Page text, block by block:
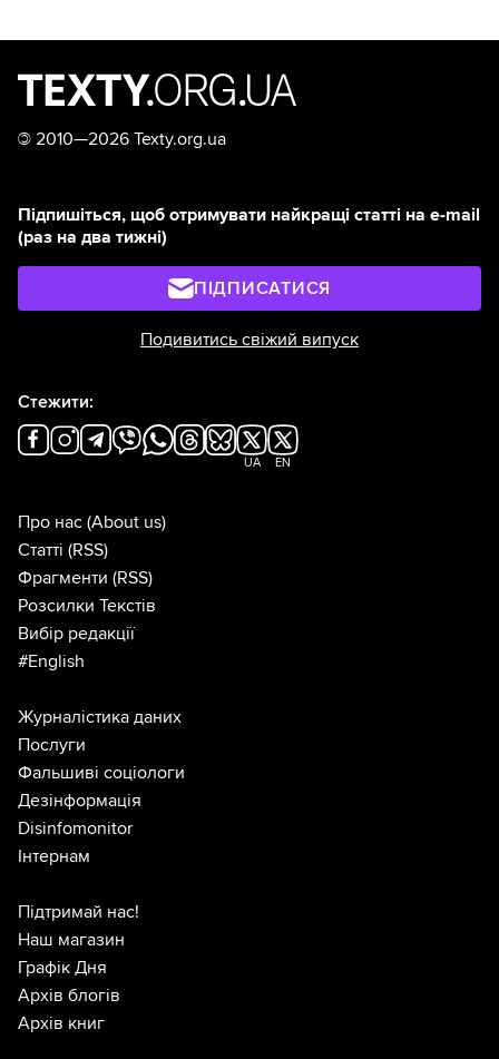
© 2010—2026 Texty.org.ua
Підпишіться, щоб отримувати найкращі статті на e-mail
(раз на два тижні)
ПІДПИСАТИСЯ
Подивитись свіжий випуск
Стежити:
UA EN
Про нас (About us)
Статті (RSS)
Фрагменти (RSS)
Розсилки Текстів
Вибір редакції
#English
Журналістика даних
Послуги
Фальшиві соціологи
Дезінформація
Disinfomonitor
Інтернам
Підтримай нас!
Наш магазин
Графік Дня
Архів блогів
Архів книг